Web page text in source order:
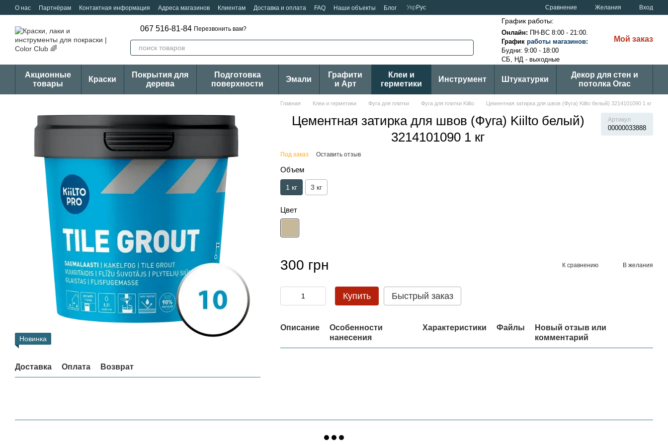
Перейти к основному контенту
О нас Партнёрам Контактная информация Адреса магазинов Клиентам Доставка и оплата FAQ Наши объекты Блог Укр Рус Сравнение Желания Вход
067 516-81-84 Перезвонить вам?
График работы:
Онлайн: ПН-ВС 8:00 - 21:00.
График работы магазинов:
Будни: 9:00 - 18:00
СБ, НД - выходные
Мой заказ
Акционные
товары
Краски
Покрытия для
дерева
Подготовка
поверхности
Эмали
Графити
и Арт
Клеи и
герметики
Инструмент Штукатурки
Декор для стен и
потолка Orac
Новинка
Доставка Оплата Возврат
Главная Клеи и герметики Фуга для плитки Фуга для плитки Kiilto Цементная затирка для швов (Фуга) Kiilto белый) 3214101090 1 кг
Цементная затирка для швов (Фуга) Kiilto белый)
3214101090 1 кг
Артикул
00000033888
Под заказ Оставить отзыв
Объем
1 кг 3 кг
Цвет
300 грн К сравнению В желания
Купить Быстрый заказ
Описание
Особенности
нанесения
Характеристики Файлы
Новый отзыв или
комментарий